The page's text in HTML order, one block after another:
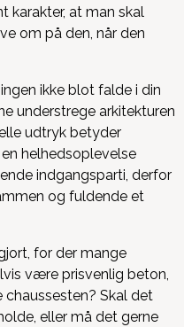
karakter, at man skal
om på den, når den
ikke blot falde i din
understrege arkitekturen
udtryk betyder
helhedsoplevelse
indgangsparti, derfor
og fuldende et
for der mange
være prisvenlig beton,
chaussesten? Skal det
eller må det gerne